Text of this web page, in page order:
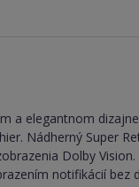
elegantnom
Nádherný Super
Dolby
notifikácií bez